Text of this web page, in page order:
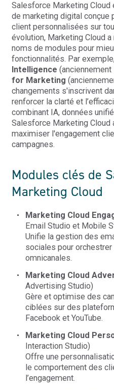
Salesforce Marketing
de marketing digital
client personnalisées sur
évolution, Marketing Cloud
noms de modules pour
fonctionnalités. Par
Intelligence (anciennement
for Marketing
changements s'inscrivent
renforcer la clarté et
combinant IA, données
Salesforce Marketing
maximiser l'engagement
campagnes.
Modules clés de
Marketing Cloud
Marketing Cloud
Email Studio et Mobile
Unifie la gestion des
sociales pour
omnicanales.
Marketing Cloud
Advertising Studio)
Gère et optimise des
ciblées sur des
Facebook et YouTube.
Marketing Cloud
Interaction Studio)
Offre une
le comportement des
l’engagement.